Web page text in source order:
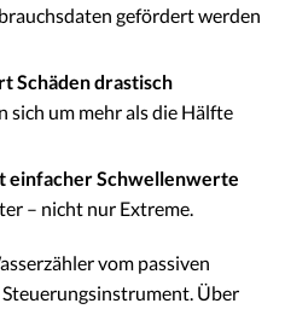
gefördert werden
Schäden drastisch
sich um mehr als die Hälfte
einfacher Schwellenwerte
– nicht nur Extreme.
vom passiven
Über